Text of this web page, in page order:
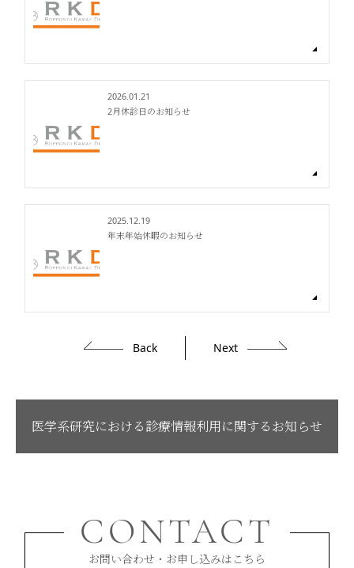
2026.01.21
2月休診日のお知らせ
2025.12.19
年末年始休暇のお知らせ
Back Next
医学系研究における診療情報利用に関するお知らせ
CONTACT
お問い合わせ・お申し込みはこちら